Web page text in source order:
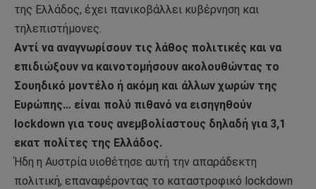
της Ελλάδος, έχει πανικοβάλλει κυβέρνηση και
τηλεπιστήμονες.
Αντί να αναγνωρίσουν τις λάθος πολιτικές και να
επιδιώξουν να καινοτομήσουν ακολουθώντας το
Σουηδικό μοντέλο ή ακόμη και άλλων χωρών της
Ευρώπης… είναι πολύ πιθανό να εισηγηθούν
lockdown για τους ανεμβολίαστους δηλαδή για 3,1
εκατ πολίτες της Ελλάδος.
Ήδη η Αυστρία υιοθέτησε αυτή την απαράδεκτη
πολιτική, επαναφέροντας το καταστροφικό lockdown